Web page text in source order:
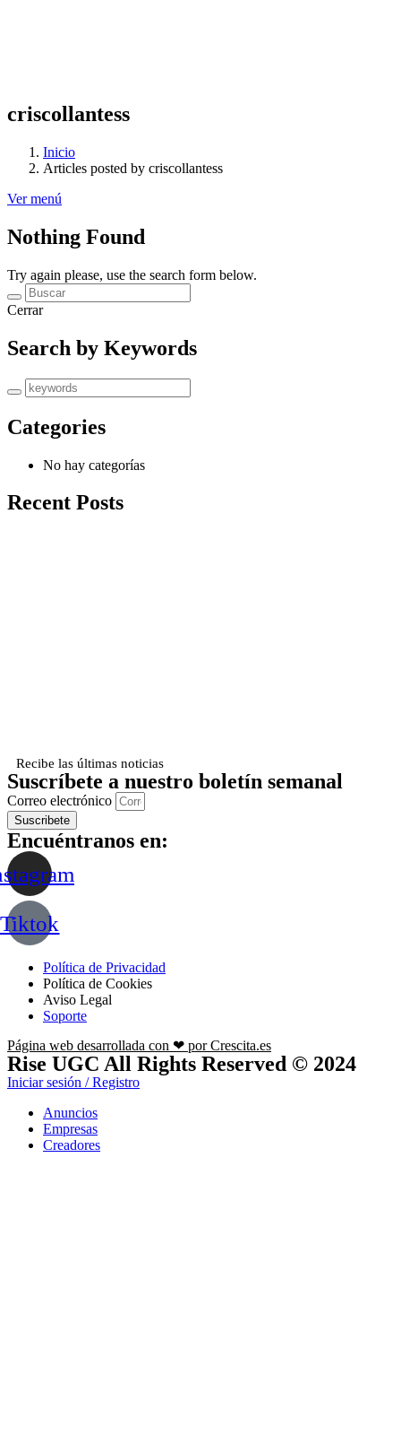
criscollantess
Inicio
Articles posted by criscollantess
Ver menú
Nothing Found
Try again please, use the search form below.
Cerrar
Search by Keywords
Categories
No hay categorías
Recent Posts
Recibe las últimas noticias
Suscríbete a nuestro boletín semanal
Correo electrónico
Suscribete
Encuéntranos en:
Tiktok
Política de Privacidad
Política de Cookies
Aviso Legal
Soporte
Página web desarrollada con ❤ por Crescita.es
Rise UGC All Rights Reserved © 2024
Iniciar sesión / Registro
Anuncios
Empresas
Creadores